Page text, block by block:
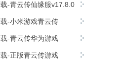
-青云传仙缘服v17.8.0
-小米游戏青云传
-青云传华为游戏
-正版青云传游戏